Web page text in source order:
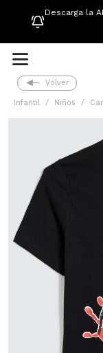
Descarga la
Volver
Infantil Niños